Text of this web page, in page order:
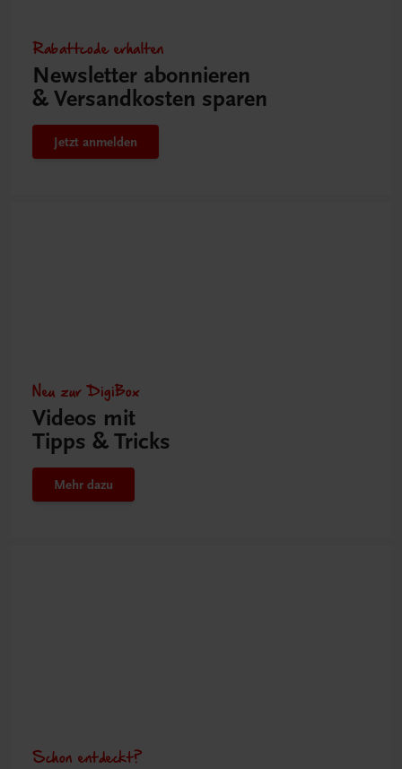
Rabattcode erhalten
Newsletter abonnieren
& Versandkosten sparen
Jetzt anmelden
Neu zur DigiBox
Videos mit
Tipps & Tricks
Mehr dazu
Schon entdeckt?